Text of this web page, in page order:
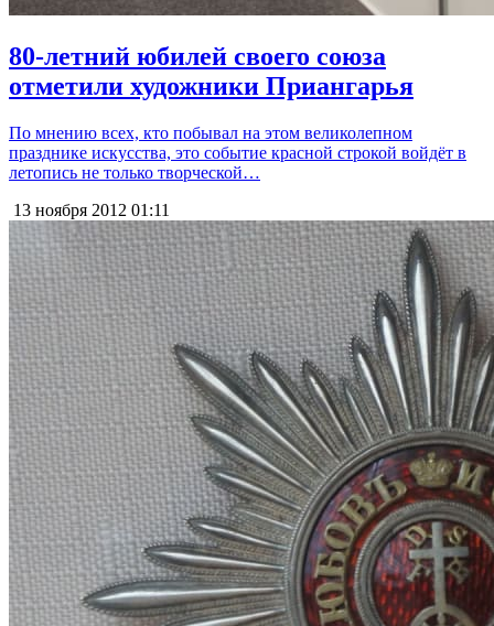
80-летний юбилей своего союза
отметили художники Приангарья
По мнению всех, кто побывал на этом великолепном
празднике искусства, это событие красной строкой войдёт в
летопись не только творческой…
13 ноября 2012 01:11